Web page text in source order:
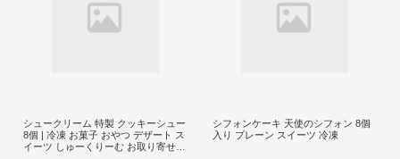
シュークリーム 特製 クッキーシュー
8個 | 冷凍 お菓子 おやつ デザート ス
イーツ しゅーくりーむ お取り寄せ
シフォンケーキ 天使のシフォン 8個
入り プレーン スイーツ 冷凍